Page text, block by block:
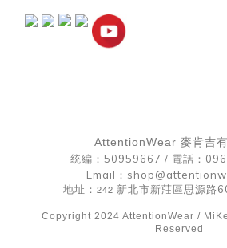
AttentionWear 麥肯吉
統編：50959667 / 電話：
Email：
地址： 242 新北市新莊區思源路
Copyright 2024 AttentionWear /
Reserved